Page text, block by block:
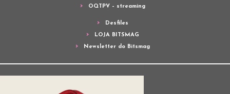
OQTPV – streaming
Desfiles
LOJA BITSMAG
Newsletter do Bitsmag